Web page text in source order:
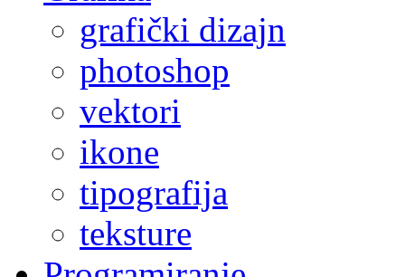
grafički dizajn
photoshop
vektori
ikone
tipografija
teksture